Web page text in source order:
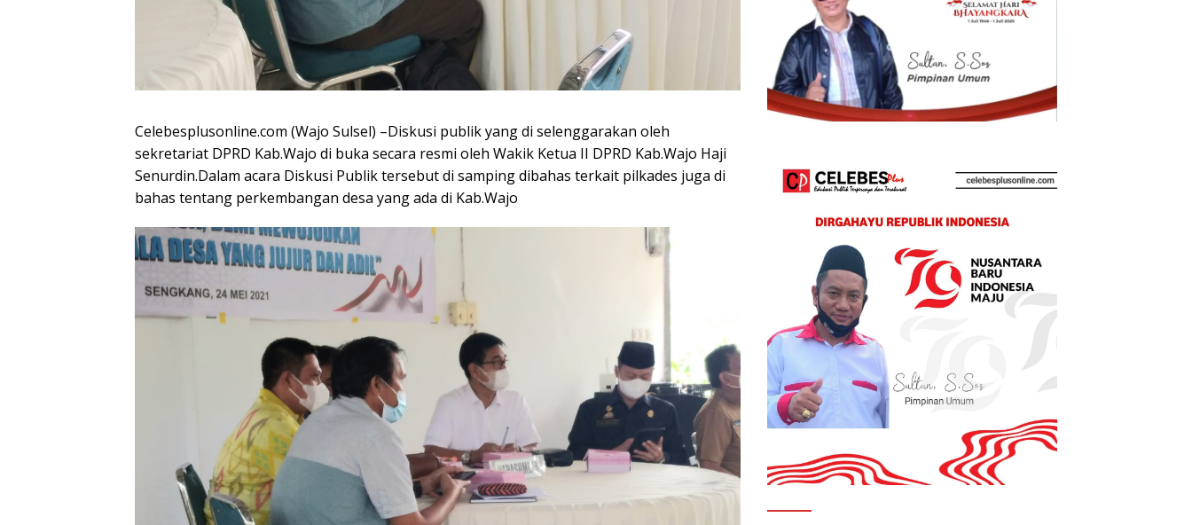
Celebesplusonline.com (Wajo Sulsel) –Diskusi publik yang di selenggarakan oleh
sekretariat DPRD Kab.Wajo di buka secara resmi oleh Wakik Ketua II DPRD Kab.Wajo Haji
Senurdin.Dalam acara Diskusi Publik tersebut di samping dibahas terkait pilkades juga di
bahas tentang perkembangan desa yang ada di Kab.Wajo